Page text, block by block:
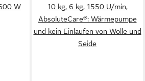
W
10 kg, 6 kg, 1550 U/min,
AbsoluteCare®: Wärmepumpe
und kein Einlaufen von Wolle und
Seide